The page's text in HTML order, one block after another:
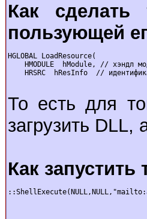
Как
пользующей
HGLOBAL LoadResource(
HMODULE  hModule, // хэндл
HRSRC  hResInfo  //
То есть для
загpузить
Как запустить